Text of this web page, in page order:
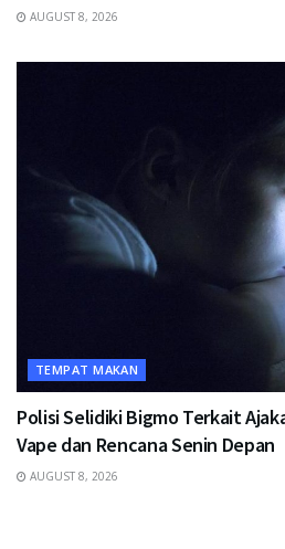
AUGUST 8, 2026
TEMPAT MAKAN
Polisi Selidiki Bigmo Terkait
Vape dan Rencana Senin Depan
AUGUST 8, 2026